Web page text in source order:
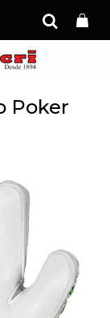
Poker